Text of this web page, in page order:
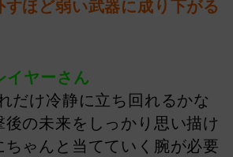
すほど弱い武器に成り下がる
イヤーさん
だけ冷静に立ち回れるかな
後の未来をしっかり思い描け
ちゃんと当てていく腕が必要